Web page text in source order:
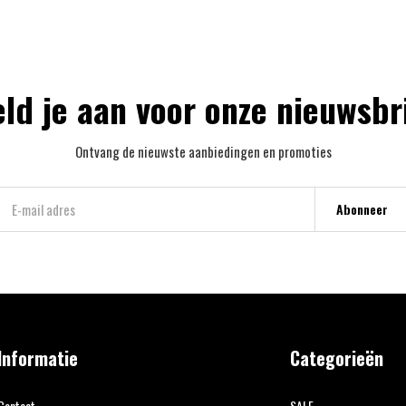
je aan voor onze
Ontvang de nieuwste aanbiedingen en promoties
Abonneer
Categorieën